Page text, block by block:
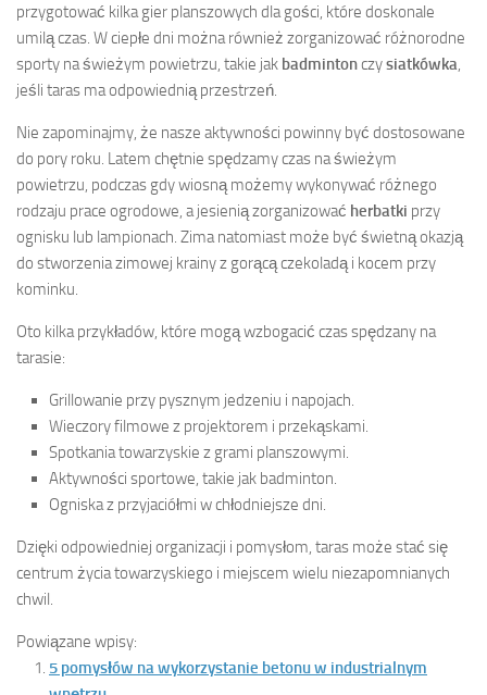
przygotować kilka gier planszowych dla gości, które doskonale
umilą czas. W ciepłe dni można również zorganizować różnorodne
sporty na świeżym powietrzu, takie jak badmintonczysiatkówka,
jeśli taras ma odpowiednią przestrzeń.
Nie zapominajmy, że nasze aktywności powinny być dostosowane
do pory roku. Latem chętnie spędzamy czas na świeżym
powietrzu, podczas gdy wiosną możemy wykonywać różnego
rodzaju prace ogrodowe, a jesienią zorganizować herbatki przy
ognisku lub lampionach. Zima natomiast może być świetną okazją
do stworzenia zimowej krainy z gorącą czekoladą i kocem przy
kominku.
Oto kilka przykładów, które mogą wzbogacić czas spędzany na
tarasie:
Grillowanie przy pysznym jedzeniu i napojach.
Wieczory filmowe z projektorem i przekąskami.
Spotkania towarzyskie z grami planszowymi.
Aktywności sportowe, takie jak badminton.
Ogniska z przyjaciółmi w chłodniejsze dni.
Dzięki odpowiedniej organizacji i pomysłom, taras może stać się
centrum życia towarzyskiego i miejscem wielu niezapomnianych
chwil.
Powiązane wpisy:
5 pomysłów na wykorzystanie betonu w industrialnym